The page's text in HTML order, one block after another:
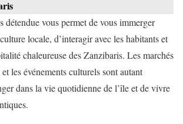
détendue vous permet de vous immerger
locale, d’interagir avec les habitants et
chaleureuse des Zanzibaris. Les marchés
les événements culturels sont autant
dans la vie quotidienne de l’île et de vivre